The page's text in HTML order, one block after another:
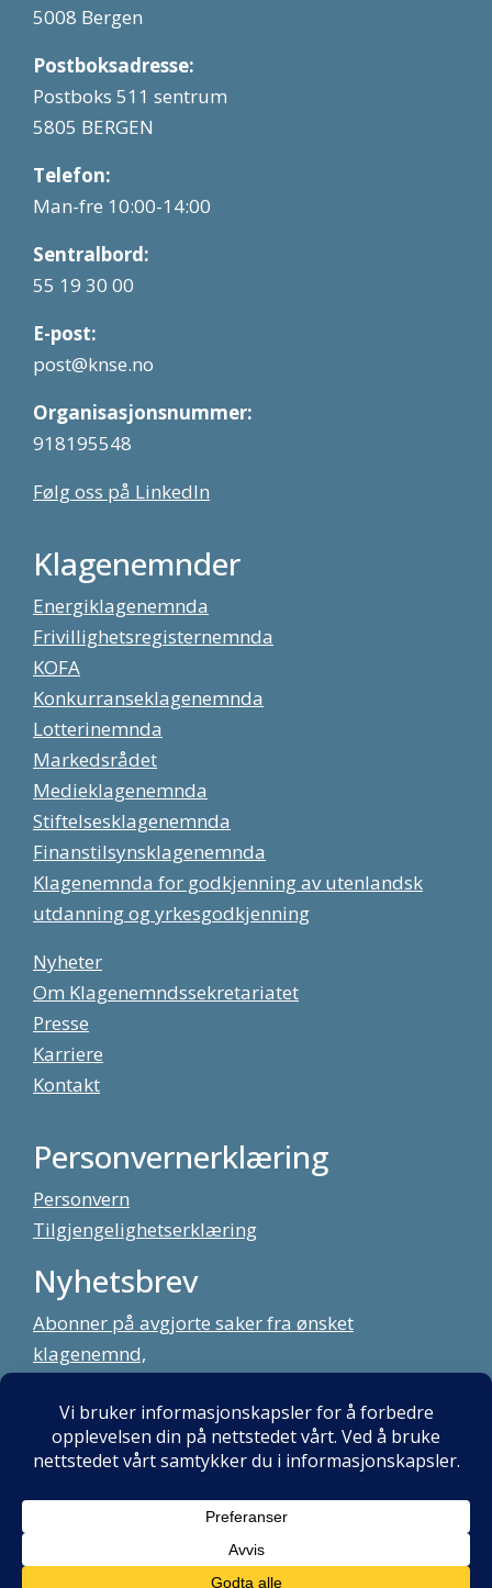
5008 Bergen
Postboksadresse:
Postboks 511 sentrum
5805 BERGEN
Telefon:
Man-fre 10:00-14:00
Sentralbord:
55 19 30 00
E-post:
post@knse.no
Organisasjonsnummer:
918195548
Følg oss på LinkedIn
Klagenemnder
Energiklagenemnda
Frivillighetsregisternemnda
KOFA
Konkurranseklagenemnda
Lotterinemnda
Markedsrådet
Medieklagenemnda
Stiftelsesklagenemnda
Finanstilsynsklagenemnda
Klagenemnda for godkjenning av utenlandsk
utdanning og yrkesgodkjenning
Nyheter
Om Klagenemndssekretariatet
Presse
Karriere
Kontakt
Personvernerklæring
Personvern
Tilgjengelighetserklæring
Nyhetsbrev
Abonner på avgjorte saker fra ønsket
klagenemnd,